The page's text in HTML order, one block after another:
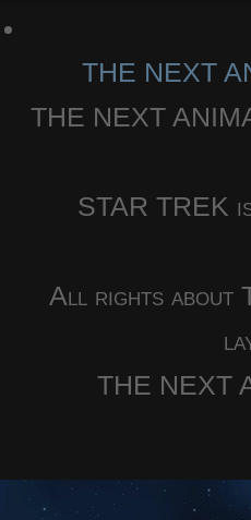
THE NEXT
THE NEXT
STAR TREK
All rights about
THE NEXT